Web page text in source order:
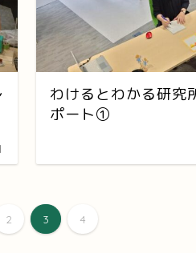
わけるとわかる研究
ポート①
2 3 4